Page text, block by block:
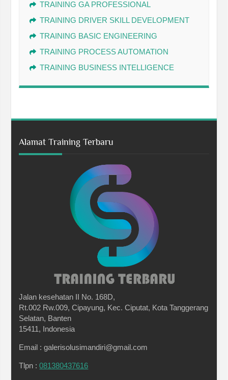
TRAINING GA PROFESSIONAL
TRAINING DRIVER SKILL DEVELOPMENT
TRAINING BASIC ENGINEERING
TRAINING PROCESS AUTOMATION
TRAINING BUSINESS INTELLIGENCE
Alamat Training Terbaru
Jalan kesehatan II No. 168D,
Rt.002 Rw.009, Cipayung, Kec. Ciputat, Kota Tanggerang
Selatan, Banten
15411, Indonesia
Email : galerisolusimandiri@gmail.com
Tlpn :081380437616